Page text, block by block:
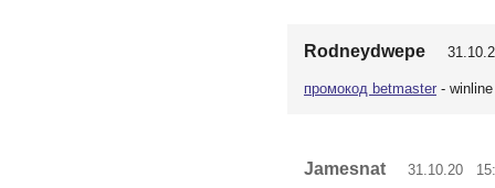
Rodneydwepe
промокод betmaster -
Jamesnat 31.10.20